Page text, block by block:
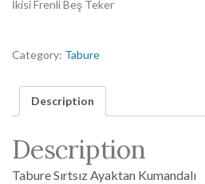
İkisi Frenli Beş Teker
Category: Tabure
Description
Description
Tabure Sırtsız Ayaktan Kumandalı